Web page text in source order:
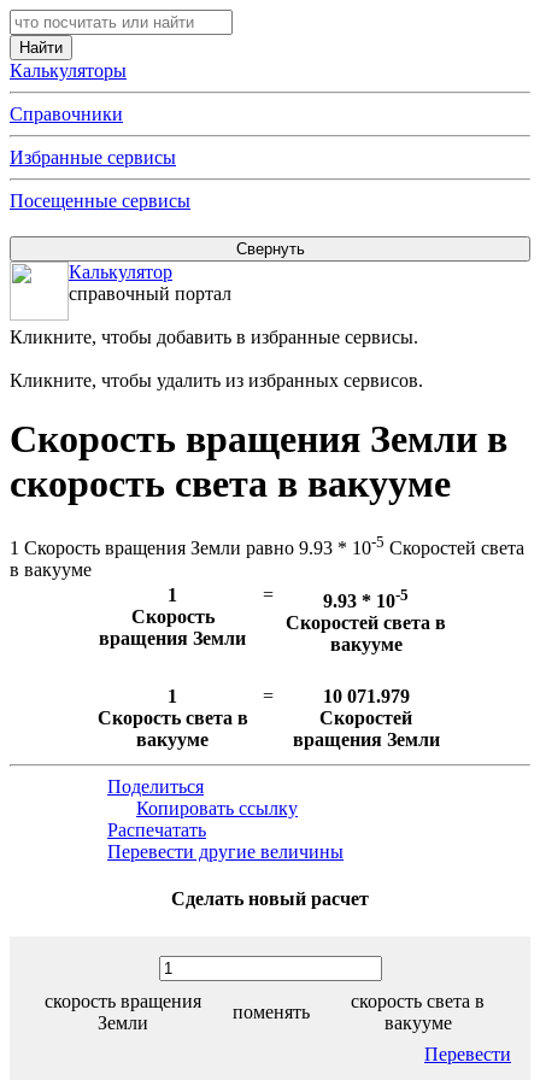
Калькуляторы
Справочники
Избранные сервисы
Посещенные сервисы
Калькулятор
справочный портал
Кликните, чтобы добавить в избранные сервисы.
Кликните, чтобы удалить из избранных сервисов.
Скорость вращения Земли в
скорость света в вакууме
1 Скорость вращения Земли равно 9.93 * 10-5 Скоростей света
в вакууме
1
Скорость
вращения Земли
= 9.93 * 10-5
Скоростей света в
вакууме
1
Скорость света в
вакууме
=
10 071.979
Скоростей
вращения Земли
Поделиться
Копировать ссылку
Распечатать
Перевести другие величины
Сделать новый расчет
скорость вращения
Земли
поменять
скорость света в
вакууме
Перевести